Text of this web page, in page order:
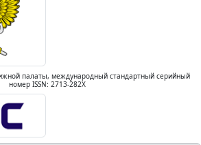
палаты, международный стандартный серийный
номер ISSN: 2713-282X